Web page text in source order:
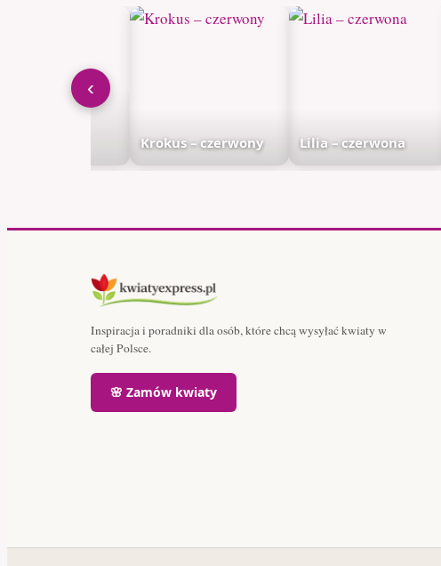
Krokus – czerwony Lilia – czerwona
‹
Inspiracja i poradniki dla osób, które chcą wysyłać kwiaty w
całej Polsce.
🌸 Zamów kwiaty